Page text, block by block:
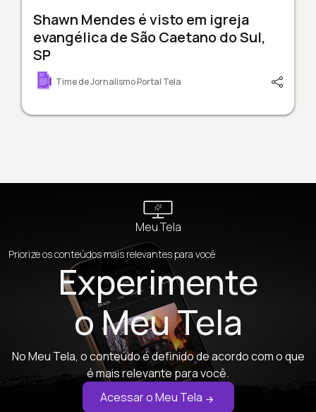
Shawn Mendes é visto em igreja
evangélica de São Caetano do Sul,
SP
Time de Jornalismo Portal Tela
Meu Tela
Priorize os conteúdos mais relevantes para você
Experimente
o Meu Tela
No Meu Tela, o conteúdo é definido de acordo com o que
é mais relevante para você.
Acessar o Meu Tela